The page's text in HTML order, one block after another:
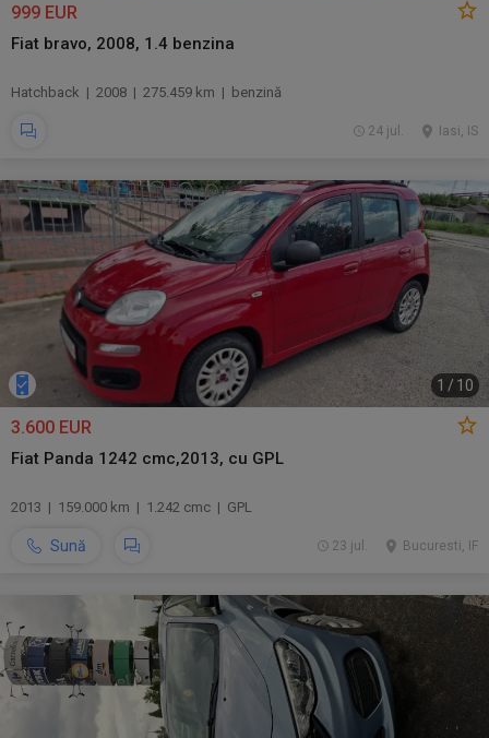
999 EUR
Fiat bravo, 2008, 1.4 benzina
Hatchback | 2008 | 275.459 km | benzină
Iasi, IS
24 jul.
1 / 10
3.600 EUR
Fiat Panda 1242 cmc,2013, cu GPL
2013 | 159.000 km | 1.242 cmc | GPL
Sună Bucuresti, IF
23 jul.